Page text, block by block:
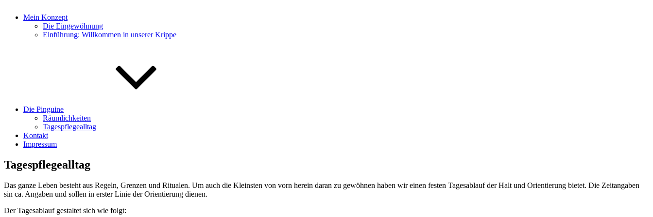
Mein Konzept
Die Eingewöhnung
Einführung: Willkommen in unserer Krippe
Die Pinguine
Räumlichkeiten
Tagespflegealltag
Kontakt
Impressum
Tagespflegealltag
Das ganze Leben besteht aus Regeln, Grenzen und Ritualen. Um auch die Kleinsten von vorn herein daran zu gewöhnen haben wir einen festen Tagesablauf der Halt und Orientierung bietet. Die Zeitangaben
sin ca. Angaben und sollen in erster Linie der Orientierung dienen.
Der Tagesablauf gestaltet sich wie folgt: